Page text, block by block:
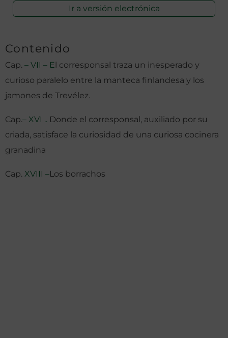
Ir a versión electrónica
Contenido
Cap. – VII – El corresponsal traza un inesperado y
curioso paralelo entre la manteca finlandesa y los
jamones de Trevélez.
Cap.– XVI .. Donde el corresponsal, auxiliado por su
criada, satisface la curiosidad de una curiosa cocinera
granadina
Cap. XVIII –Los borrachos